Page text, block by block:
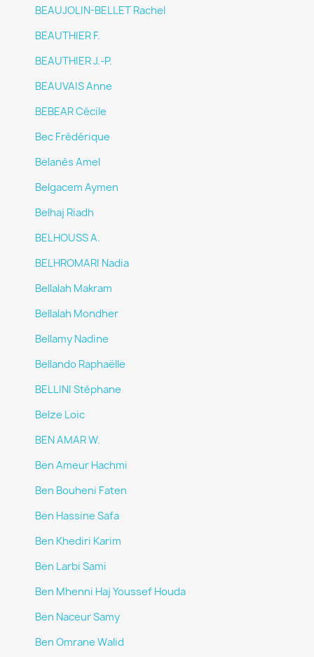
BEAUJOLIN-BELLET Rachel
BEAUTHIER F.
BEAUTHIER J.-P.
BEAUVAIS Anne
BEBEAR Cécile
Bec Frédérique
Belanès Amel
Belgacem Aymen
Belhaj Riadh
BELHOUSS A.
BELHROMARI Nadia
Bellalah Makram
Bellalah Mondher
Bellamy Nadine
Bellando Raphaëlle
BELLINI Stéphane
Belze Loic
BEN AMAR W.
Ben Ameur Hachmi
Ben Bouheni Faten
Ben Hassine Safa
Ben Khediri Karim
Ben Larbi Sami
Ben Mhenni Haj Youssef Houda
Ben Naceur Samy
Ben Omrane Walid